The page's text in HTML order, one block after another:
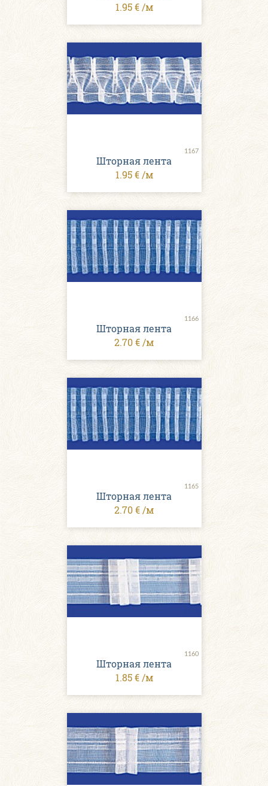
1.95 € /м
1167
Шторная лента
1.95 € /м
1166
Шторная лента
2.70 € /м
1165
Шторная лента
2.70 € /м
1160
Шторная лента
1.85 € /м